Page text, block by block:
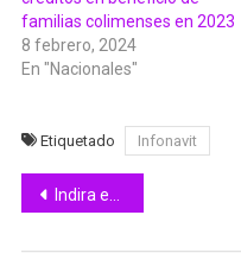
familias colimenses en 2023
8 febrero, 2024
En "Nacionales"
Etiquetado Infonavit
Navegación
de
Indira entregó ambulancias en Cuauhtémoc, para atender las necesidades de sus habitantes